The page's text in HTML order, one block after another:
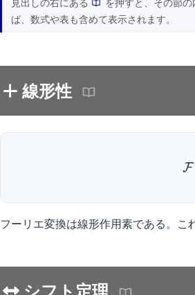
ば、数式や表も含めて表示されます。
線形性
フーリエ変換は線形作用素である。こ